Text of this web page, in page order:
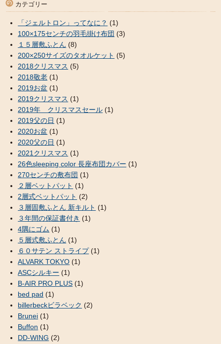
カテゴリー
「ジェルトロン」ってなに？ (1)
100×175センチの羽毛掛け布団 (3)
１５層敷ふとん (8)
200×250サイズのタオルケット (5)
2018クリスマス (5)
2018敬老 (1)
2019お盆 (1)
2019クリスマス (1)
2019年 クリスマスセール (1)
2019父の日 (1)
2020お盆 (1)
2020父の日 (1)
2021クリスマス (1)
26色sleeping color 長座布団カバー (1)
270センチの敷布団 (1)
２層ベットパット (1)
2層式ベットパット (2)
３層固敷ふとん 新キルト (1)
３年間の保証書付き (1)
4隅にゴム (1)
５層式敷ふとん (1)
６０サテン ストライプ(1)
ALVARK TOKYO (1)
ASCシルキー (1)
B-AIR PRO PLUS (1)
bed pad (1)
billerbeckビラベック (2)
Brunei (1)
Buffon (1)
DD-WING (2)